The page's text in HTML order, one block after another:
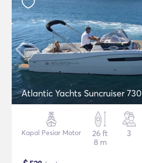
Atlantic Yachts Suncruiser 730
Kapal Pesiar Motor
26 ft
8 m
3